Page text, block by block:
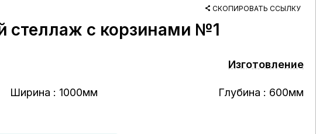
СКОПИРОВАТЬ ССЫЛКУ
стеллаж с корзинами №1
Изготовление
Ширина : 1000мм Глубина : 600мм